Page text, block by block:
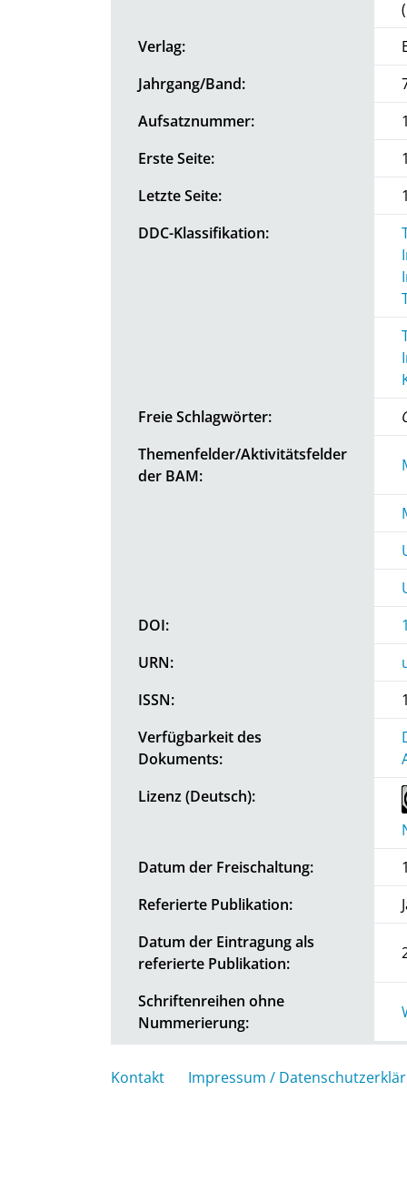
Verlag:
Jahrgang/Band:
Aufsatznummer:
Erste Seite:
Letzte Seite:
DDC-Klassifikation:
Freie Schlagwörter:
Themenfelder/Aktivitätsfelder
der BAM:
DOI:
URN:
ISSN:
Verfügbarkeit des
Dokuments:
Lizenz (Deutsch):
Datum der Freischaltung:
Referierte Publikation:
Datum der Eintragung als
referierte Publikation:
Schriftenreihen ohne
Nummerierung:
Kontakt Impressum /